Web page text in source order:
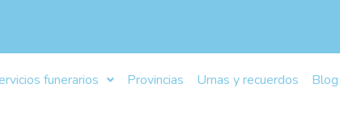
funerarios Provincias Urnas y recuerdos Blog